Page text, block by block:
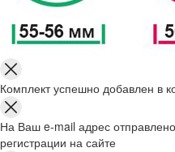
Комплект успешно добавлен в
На Ваш e-mail адрес
регистрации на сайте